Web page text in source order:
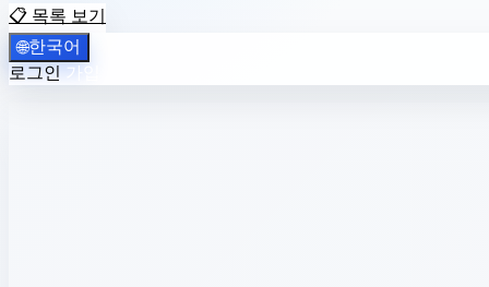
📋 목록 보기
🌐한국어
로그인 가입